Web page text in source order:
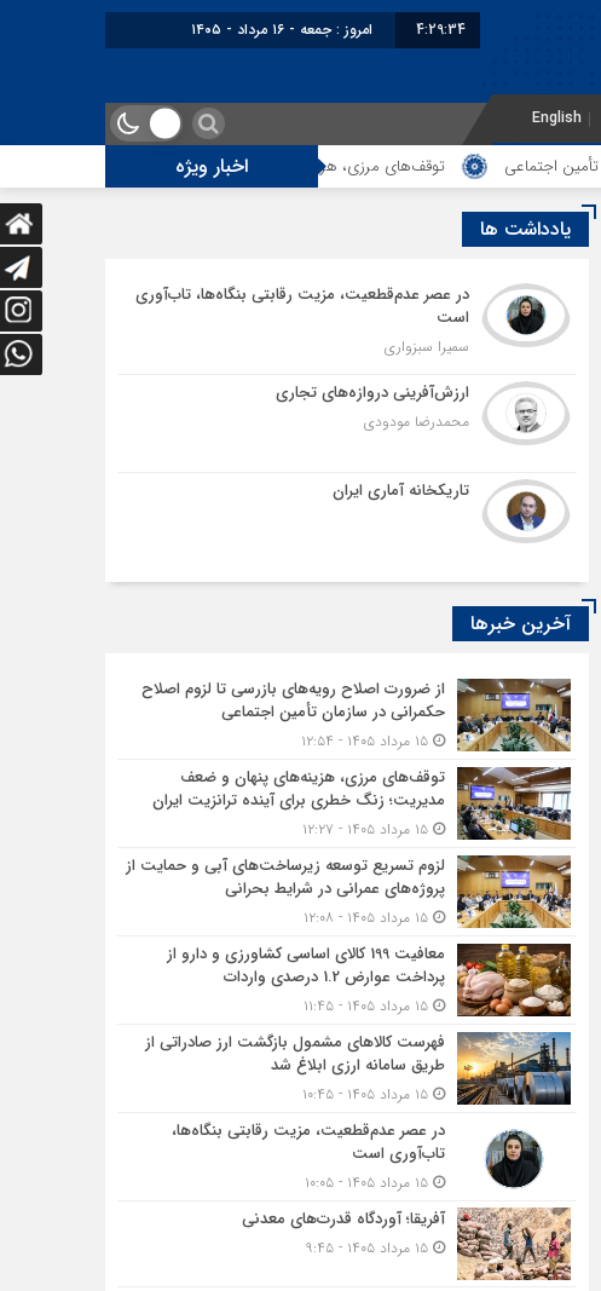
4:29:35 برابر با : Friday - 7 August - 2026
English
اخبار ویژه
توقف‌های مرزی، هزینه‌های پنهان و ضعف مدیریت؛ زنگ خطری برای آینده ترانزیت ایران
یادداشت ها
در عصر عدم‌قطعیت، مزیت رقابتی بنگاه‌ها، تاب‌آوری
است
سمیرا سبزواری
ارزش‌آفرینی دروازه‌های تجاری
محمدرضا مودودی
تاریکخانه آماری ایران
آخرین خبرها
از ضرورت اصلاح رویه‌های بازرسی تا لزوم اصلاح
حکمرانی در سازمان تأمین اجتماعی
۱۵ مرداد ۱۴۰۵ - ۱۲:۵۴
توقف‌های مرزی، هزینه‌های پنهان و ضعف
مدیریت؛ زنگ خطری برای آینده ترانزیت ایران
۱۵ مرداد ۱۴۰۵ - ۱۲:۲۷
لزوم تسریع توسعه زیرساخت‌های آبی و حمایت از
پروژه‌های عمرانی در شرایط بحرانی
۱۵ مرداد ۱۴۰۵ - ۱۲:۰۸
معافیت 199 کالای اساسی کشاورزی و دارو از
پرداخت عوارض 1.2 درصدی واردات
۱۵ مرداد ۱۴۰۵ - ۱۱:۴۵
فهرست کالاهای مشمول بازگشت ارز صادراتی از
طریق سامانه ارزی ابلاغ شد
۱۵ مرداد ۱۴۰۵ - ۱۰:۴۵
در عصر عدم‌قطعیت، مزیت رقابتی بنگاه‌ها،
تاب‌آوری است
۱۵ مرداد ۱۴۰۵ - ۱۰:۰۵
آفریقا؛ آوردگاه قدرت‌های معدنی
۱۵ مرداد ۱۴۰۵ - ۹:۴۵